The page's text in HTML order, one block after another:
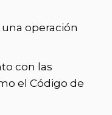
operación
con las
el Código de